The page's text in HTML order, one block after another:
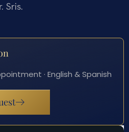
Sris.
· English & Spanish